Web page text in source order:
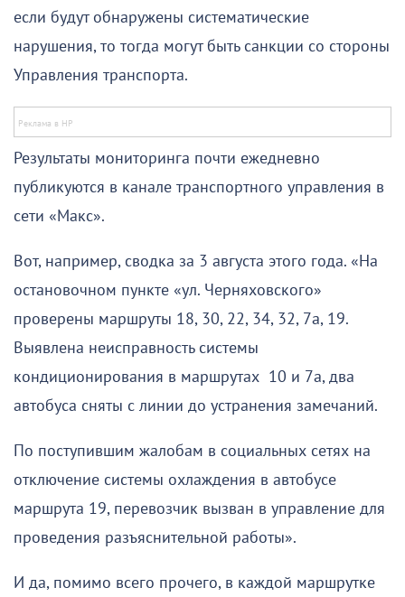
если будут обнаружены систематические
нарушения, то тогда могут быть санкции со стороны
Управления транспорта.
Результаты мониторинга почти ежедневно
публикуются в канале транспортного управления в
сети «Макс».
Вот, например, сводка за 3 августа этого года. «На
остановочном пункте «ул. Черняховского»
проверены маршруты 18, 30, 22, 34, 32, 7а, 19.
Выявлена неисправность системы
кондиционирования в маршрутах 10 и 7а, два
автобуса сняты с линии до устранения замечаний.
По поступившим жалобам в социальных сетях на
отключение системы охлаждения в автобусе
маршрута 19, перевозчик вызван в управление для
проведения разъяснительной работы».
И да, помимо всего прочего, в каждой маршрутке